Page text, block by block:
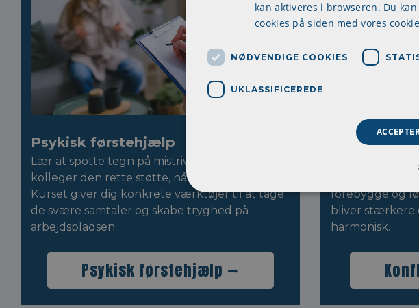
Psykisk førstehjælp
Lær at spotte tegn på mistrivsel og giv dine
kolleger den rette støtte, når livet gør ondt.
Kurset giver dig konkrete værktøjer til at tage
de svære samtaler og skabe tryghed på
arbejdspladsen.
Psykisk førstehjælp ⭢
Få styr på
forebygge og
bliver stærkere
harmonisk.
kan aktiveres i browseren. Du
cookies på siden med vores
NØDVENDIGE COOKIES
UKLASSIFICEREDE